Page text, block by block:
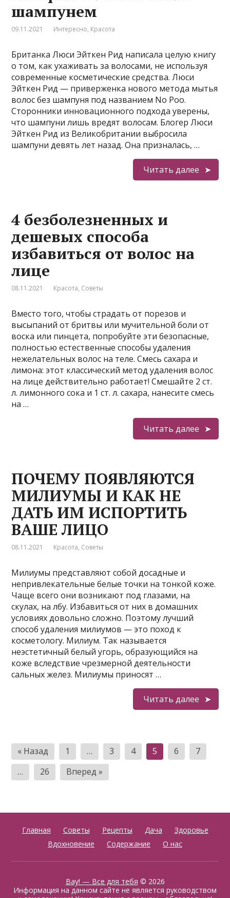
шампунем
09.11.2021 Интересно, Красота
Британка Люси Эйткен Рид написала целую книгу
о том, как ухаживать за волосами, не используя
современные косметические средства. Люси
Эйткен Рид — приверженка нового метода мытья
волос без шампуня под названием No Poo.
Сторонники инновационного подхода уверены,
что шампуни лишь вредят волосам. Блогер Люси
Эйткен Рид из Великобритании выбросила
шампуни девять лет назад. Она призналась, …
Читать далее
4 безболезненных и
дешевых способа
избавиться от волос на
лице
08.11.2021 Красота, Советы
Вместо того, чтобы страдать от порезов и
высыпаний от бритвы или мучительной боли от
воска или пинцета, попробуйте эти безопасные,
полностью естественные способы удаления
нежелательных волос на теле. Смесь сахара и
лимона: этот классический метод удаления волос
на лице действительно работает! Смешайте 2 ст.
л. лимонного сока и 1 ст. л. сахара, нанесите смесь
на …
Читать далее
ПОЧЕМУ ПОЯВЛЯЮТСЯ
МИЛИУМЫ И КАК НЕ
ДАТЬ ИМ ИСПОРТИТЬ
ВАШЕ ЛИЦО
08.11.2021 Красота, Советы
Милиумы представляют собой досадные и
непривлекательные белые точки на тонкой коже.
Чаще всего они возникают под глазами, на
скулах, на лбу. Избавиться от них в домашних
условиях довольно сложно. Поэтому лучший
способ удаления милиумов — это поход к
косметологу. Милиум. Так называется
неэстетичный белый угорь, образующийся на
коже вследствие чрезмерной деятельности
сальных желез. Милиумы приносят …
Читать далее
Навигация
по
записям
« Назад 1 … 3 4 5 6
7
…
26 Вперед »
Главная Советы Рецепты Дача
Здоровье
Вдохновение
Содержание О нас
Вау! — Все для тебя © 2026
Информация на данном сайте не является руководством